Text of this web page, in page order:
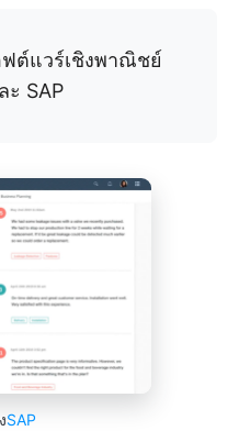
ต์แวร์เชิงพาณิชย์
SAP
SAP